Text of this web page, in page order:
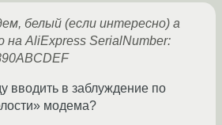
белый (если интересно) а
на AliExpress SerialNumber:
вводить в заблуждение по
модема?